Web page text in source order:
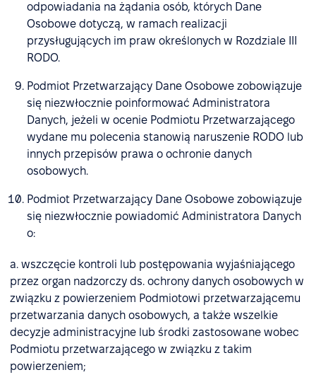
odpowiadania na żądania osób, których Dane
Osobowe dotyczą, w ramach realizacji
przysługujących im praw określonych w Rozdziale III
RODO.
Podmiot Przetwarzający Dane Osobowe zobowiązuje
się niezwłocznie poinformować Administratora
Danych, jeżeli w ocenie Podmiotu Przetwarzającego
wydane mu polecenia stanowią naruszenie RODO lub
innych przepisów prawa o ochronie danych
osobowych.
Podmiot Przetwarzający Dane Osobowe zobowiązuje
się niezwłocznie powiadomić Administratora Danych
o:
a. wszczęcie kontroli lub postępowania wyjaśniającego
przez organ nadzorczy ds. ochrony danych osobowych w
związku z powierzeniem Podmiotowi przetwarzającemu
przetwarzania danych osobowych, a także wszelkie
decyzje administracyjne lub środki zastosowane wobec
Podmiotu przetwarzającego w związku z takim
powierzeniem;